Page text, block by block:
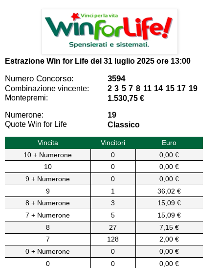
Estrazione Win for Life del 31 luglio 2025 ore 13:00
Numero Concorso: 3594
Combinazione vincente:
2 3 5 7 8 11 14 15 17 19
Montepremi:
1.530,75 €
Numerone:
19
Quote Win for Life
Classico
Vincita Vincitori
Euro
10 + Numerone
0
0,00 €
10
0
0,00 €
9 + Numerone
0
0,00 €
9
1
36,02 €
8 + Numerone
3
15,09 €
7 + Numerone
5
15,09 €
8
27
7,15 €
7
128
2,00 €
0 + Numerone
0
0,00 €
0
0
0,00 €